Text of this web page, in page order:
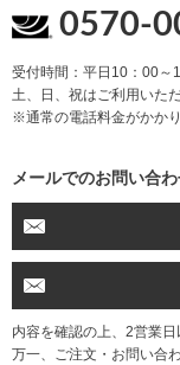
0570-
受付時間：平日10：00～
土、日、祝はご利用いた
※通常の電話料金がかかり
メールでのお問い合
内容を確認の上、2営業日
万一、ご注文・お問い合